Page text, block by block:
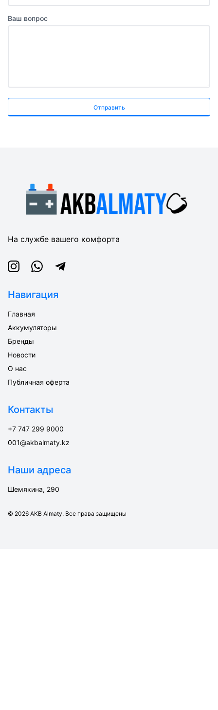
Ваш вопрос
Отправить
На службе вашего комфорта
InstagramWhatsappTelegram
Навигация
Главная
Аккумуляторы
Бренды
Новости
О нас
Публичная оферта
Контакты
+7 747 299 9000
001@akbalmaty.kz
Наши адреса
Шемякина, 290
© 2026 AKB Almaty. Все права защищены